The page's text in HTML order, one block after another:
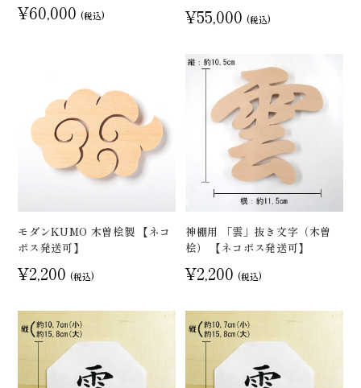
¥60,000 (税込) ¥55,000 (税込)
モダンKUMO 木曽桧製 【ネコ
ポス発送可】
¥2,200 (税込)
神棚用 「雲」抜き文字（木曽
桧） 【ネコポス発送可】
¥2,200 (税込)